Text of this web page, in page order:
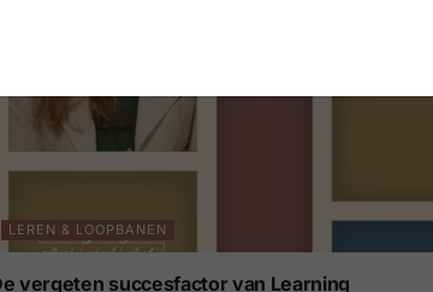
LEREN & LOOPBANEN
vergeten succesfactor van Learning